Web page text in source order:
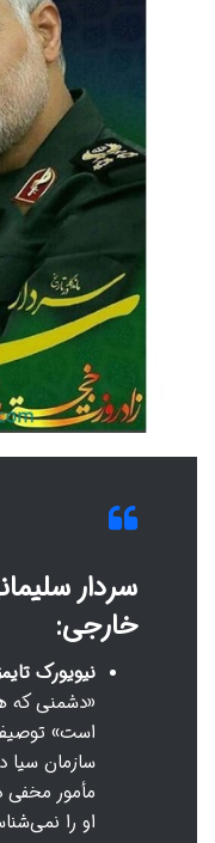
سردار
خارجی:
نیویورک
«دشمنی که
است»
سازمان سیا
مأمور
او را